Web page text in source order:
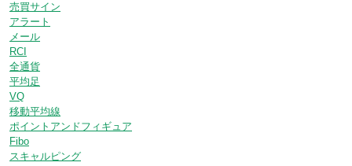
売買サイン
アラート
メール
RCI
全通貨
平均足
VQ
移動平均線
ポイントアンドフィギュア
Fibo
スキャルピング